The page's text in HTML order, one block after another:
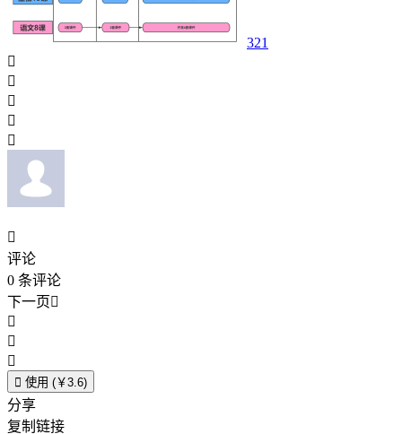
321






评论
0 条评论
下一页



 使用 (￥3.6)
分享
复制链接